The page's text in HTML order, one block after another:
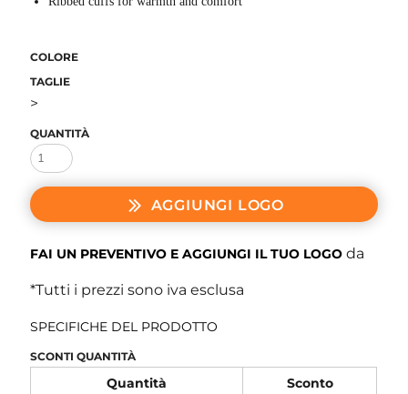
COLORE
TAGLIE
>
QUANTITÀ
AGGIUNGI LOGO
FAI UN PREVENTIVO E AGGIUNGI IL TUO LOGO da
*Tutti i prezzi sono iva esclusa
SPECIFICHE DEL PRODOTTO
SCONTI QUANTITÀ
Quantità Sconto